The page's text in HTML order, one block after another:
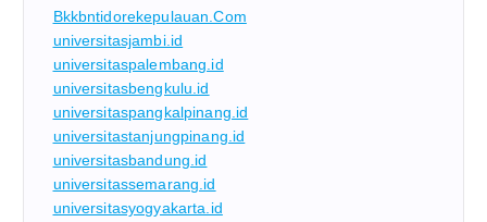
Bkkbntidorekepulauan.com
universitasjambi.id
universitaspalembang.id
universitasbengkulu.id
universitaspangkalpinang.id
universitastanjungpinang.id
universitasbandung.id
universitassemarang.id
universitasyogyakarta.id